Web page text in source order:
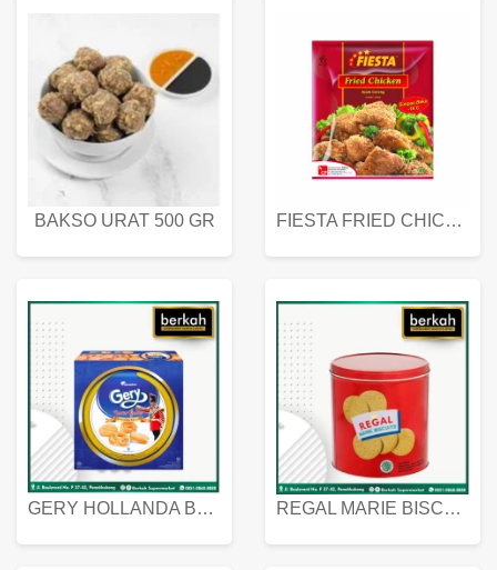
BAKSO URAT 500 GR FIESTA FRIED CHICKEN 500 GR
GERY HOLLANDA BUTTER COOKIES 450 GRAM REGAL MARIE BISCUIT KALENG 550 GRAM